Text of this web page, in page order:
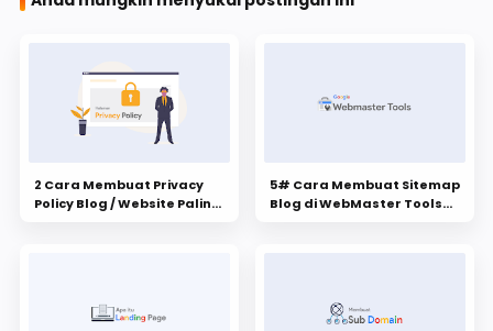
2 Cara Membuat Privacy
Policy Blog / Website Paling
5# Cara Membuat Sitemap
Blog di WebMaster Tools